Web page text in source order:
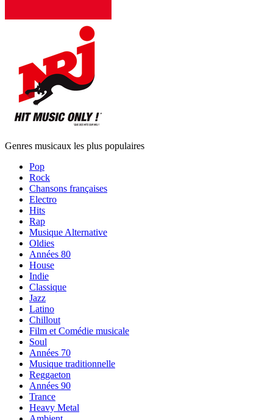
Genres musicaux les plus populaires
Pop
Rock
Chansons françaises
Electro
Hits
Rap
Musique Alternative
Oldies
Années 80
House
Indie
Classique
Jazz
Latino
Chillout
Film et Comédie musicale
Soul
Années 70
Musique traditionnelle
Reggaeton
Années 90
Trance
Heavy Metal